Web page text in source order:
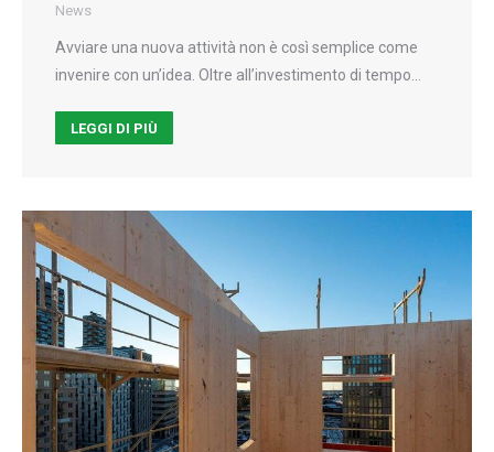
News
Avviare una nuova attività non è così semplice come
invenire con un’idea. Oltre all’investimento di tempo…
LEGGI DI PIÙ